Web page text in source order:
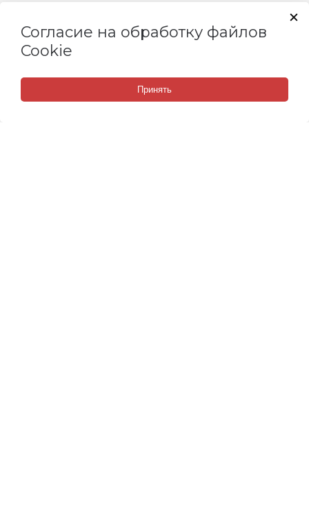
Согласие на обработку файлов
Cookie
Принять